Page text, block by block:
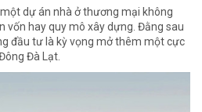
dự án nhà ở thương mại không
vốn hay quy mô xây dựng. Đằng sau
đầu tư là kỳ vọng mở thêm một cực
Đà Lạt.